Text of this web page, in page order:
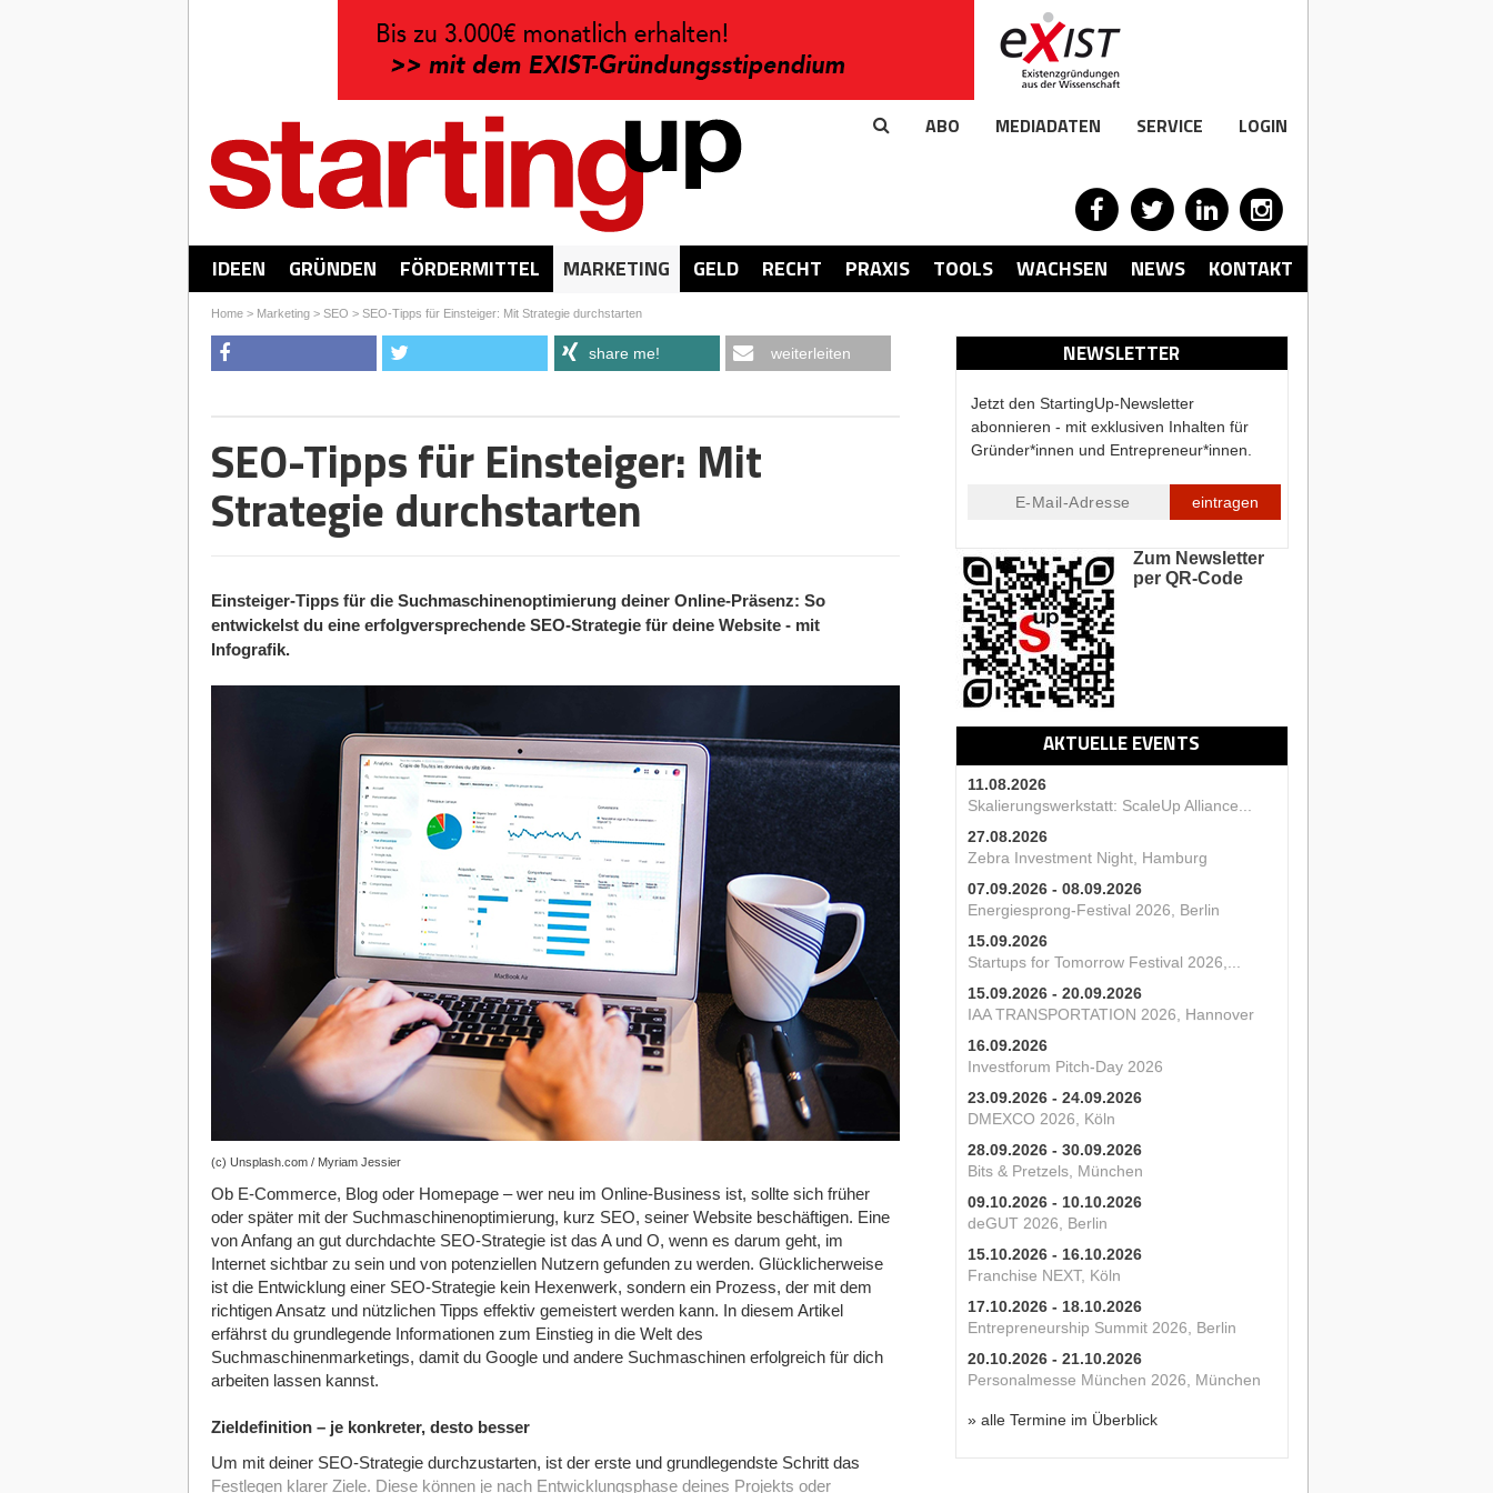
ABO MEDIADATEN SERVICE LOGIN
IDEEN GRÜNDEN FÖRDERMITTEL MARKETING GELD RECHT PRAXIS TOOLS WACHSEN NEWS KONTAKT
Home> Marketing> SEO > SEO-Tipps für Einsteiger: Mit Strategie durchstarten
NEWSLETTER
Jetzt den StartingUp-Newsletter
abonnieren - mit exklusiven Inhalten für
Gründer*innen und Entrepreneur*innen.
eintragen
Zum Newsletter
per QR-Code
AKTUELLE EVENTS
11.08.2026
Skalierungswerkstatt: ScaleUp Alliance...
27.08.2026
Zebra Investment Night, Hamburg
07.09.2026 - 08.09.2026
Energiesprong-Festival 2026, Berlin
15.09.2026
Startups for Tomorrow Festival 2026,...
15.09.2026 - 20.09.2026
IAA TRANSPORTATION 2026, Hannover
16.09.2026
Investforum Pitch-Day 2026
23.09.2026 - 24.09.2026
DMEXCO 2026, Köln
28.09.2026 - 30.09.2026
Bits & Pretzels, München
09.10.2026 - 10.10.2026
deGUT 2026, Berlin
15.10.2026 - 16.10.2026
Franchise NEXT, Köln
17.10.2026 - 18.10.2026
Entrepreneurship Summit 2026, Berlin
20.10.2026 - 21.10.2026
Personalmesse München 2026, München
» alle Termine im Überblick
share me! weiterleiten
SEO-Tipps für Einsteiger: Mit
Strategie durchstarten
Einsteiger-Tipps für die Suchmaschinenoptimierung deiner Online-Präsenz: So
entwickelst du eine erfolgversprechende SEO-Strategie für deine Website - mit
Infografik.
(c) Unsplash.com / Myriam Jessier
Ob E-Commerce, Blog oder Homepage – wer neu im Online-Business ist, sollte sich früher
oder später mit der Suchmaschinenoptimierung, kurz SEO, seiner Website beschäftigen. Eine
von Anfang an gut durchdachte SEO-Strategie ist das A und O, wenn es darum geht, im
Internet sichtbar zu sein und von potenziellen Nutzern gefunden zu werden. Glücklicherweise
ist die Entwicklung einer SEO-Strategie kein Hexenwerk, sondern ein Prozess, der mit dem
richtigen Ansatz und nützlichen Tipps effektiv gemeistert werden kann. In diesem Artikel
erfährst du grundlegende Informationen zum Einstieg in die Welt des
Suchmaschinenmarketings, damit du Google und andere Suchmaschinen erfolgreich für dich
arbeiten lassen kannst.
Zieldefinition – je konkreter, desto besser
Um mit deiner SEO-Strategie durchzustarten, ist der erste und grundlegendste Schritt das
Festlegen klarer Ziele. Diese können je nach Entwicklungsphase deines Projekts oder